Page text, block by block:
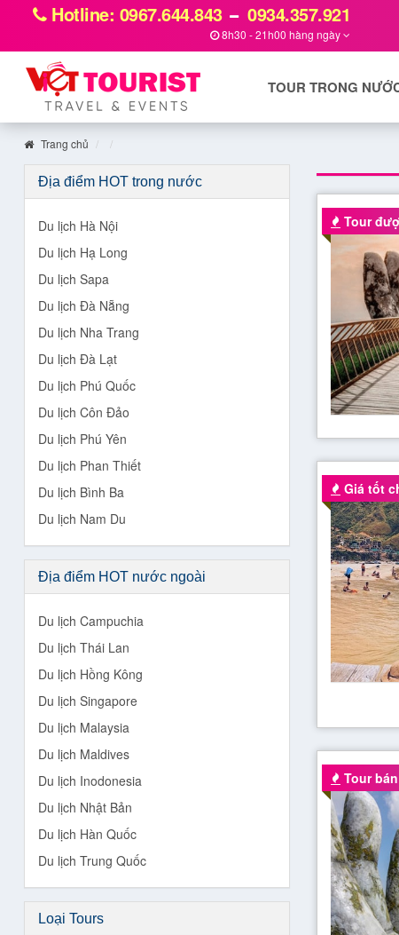
Hotline: 0967.644.843 0934.357.921
8h30 - 21h00 hàng ngày
TOUR TRONG
Trang chủ
Tour
Giá tốt
Tour
Địa điểm HOT trong nước
Du lịch Hà Nội
Du lịch Hạ Long
Du lịch Sapa
Du lịch Đà Nẵng
Du lịch Nha Trang
Du lịch Đà Lạt
Du lịch Phú Quốc
Du lịch Côn Đảo
Du lịch Phú Yên
Du lịch Phan Thiết
Du lịch Bình Ba
Du lịch Nam Du
Địa điểm HOT nước ngoài
Du lịch Campuchia
Du lịch Thái Lan
Du lịch Hồng Kông
Du lịch Singapore
Du lịch Malaysia
Du lịch Maldives
Du lịch Inodonesia
Du lịch Nhật Bản
Du lịch Hàn Quốc
Du lịch Trung Quốc
Loại Tours